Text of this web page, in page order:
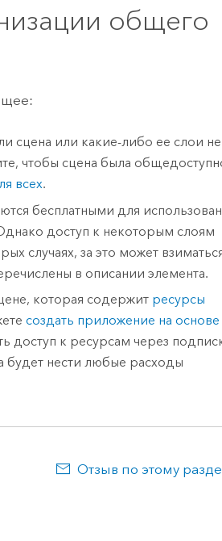
общего
сцена или какие-либо ее слои не
чтобы сцена была
всех.
бесплатными для
доступ к некоторым слоям
случаях, за это может
в описании элемента.
которая содержит ресурсы
создать приложение на основе
доступ к ресурсам через
будет нести любые расходы
Отзыв по этому